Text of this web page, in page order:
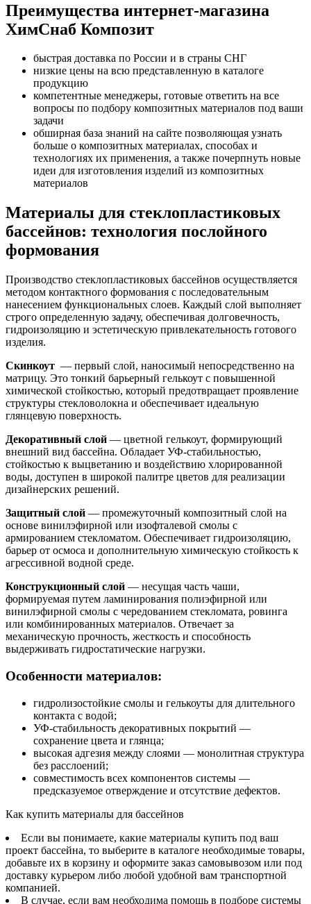
Преимущества интернет-магазина
ХимСнаб Композит
быстрая доставка по России и в страны СНГ
низкие цены на всю представленную в каталоге
продукцию
компетентные менеджеры, готовые ответить на все
вопросы по подбору композитных материалов под ваши
задачи
обширная база знаний на сайте позволяющая узнать
больше о композитных материалах, способах и
технологиях их применения, а также почерпнуть новые
идеи для изготовления изделий из композитных
материалов
Материалы для стеклопластиковых
бассейнов: технология послойного
формования
Производство стеклопластиковых бассейнов осуществляется
методом контактного формования с последовательным
нанесением функциональных слоев. Каждый слой выполняет
строго определенную задачу, обеспечивая долговечность,
гидроизоляцию и эстетическую привлекательность готового
изделия.
Скинкоут — первый слой, наносимый непосредственно на
матрицу. Это тонкий барьерный гелькоут с повышенной
химической стойкостью, который предотвращает проявление
структуры стекловолокна и обеспечивает идеальную
глянцевую поверхность.
Декоративный слой — цветной гелькоут, формирующий
внешний вид бассейна. Обладает УФ-стабильностью,
стойкостью к выцветанию и воздействию хлорированной
воды, доступен в широкой палитре цветов для реализации
дизайнерских решений.
Защитный слой — промежуточный композитный слой на
основе винилэфирной или изофталевой смолы с
армированием стекломатом. Обеспечивает гидроизоляцию,
барьер от осмоса и дополнительную химическую стойкость к
агрессивной водной среде.
Конструкционный слой — несущая часть чаши,
формируемая путем ламинирования полиэфирной или
винилэфирной смолы с чередованием стекломата, ровинга
или комбинированных материалов. Отвечает за
механическую прочность, жесткость и способность
выдерживать гидростатические нагрузки.
Особенности материалов:
гидролизостойкие смолы и гелькоуты для длительного
контакта с водой;
УФ-стабильность декоративных покрытий —
сохранение цвета и глянца;
высокая адгезия между слоями — монолитная структура
без расслоений;
совместимость всех компонентов системы —
предсказуемое отверждение и отсутствие дефектов.
Как купить материалы для бассейнов
Если вы понимаете, какие материалы купить под ваш
проект бассейна, то выберите в каталоге необходимые товары,
добавьте их в корзину и оформите заказ самовывозом или под
доставку курьером либо любой удобной вам транспортной
компанией.
В случае, если вам необходима помощь в подборе системы